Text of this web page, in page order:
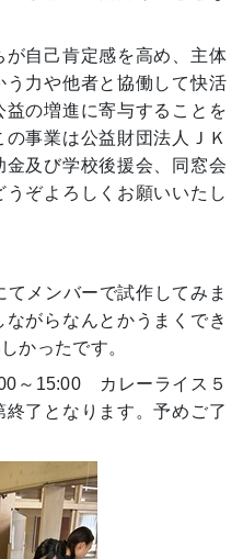
自己肯定感を高め、主体
力や他者と協働して快活
の増進に寄与することを
事業は公益財団法人ＪＫ
金及び学校後援会、同窓会
ぞよろしくお願いいたし
メンバーで試作してみま
がらなんとかうまくでき
かったです。
～15:00 カレーライス５
了となります。予めご了